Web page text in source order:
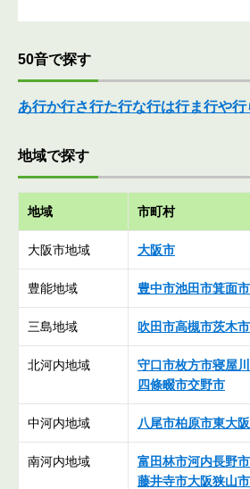
50音で探す
あ行か行さ行た行な行は行ま行や行
地域で探す
地域 市町村
大阪市地域 大阪市
豊能地域 豊中市池田市箕面市
三島地域 吹田市高槻市茨木市
北河内地域 守口市枚方市寝屋
四條畷市交野市
中河内地域 八尾市柏原市東大
南河内地域 富田林市河内長野市
藤井寺市大阪狭山市